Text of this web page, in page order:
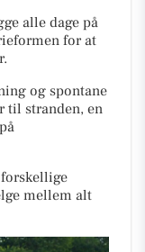
alle dage på
for at
og spontane
til stranden, en
mellem alt